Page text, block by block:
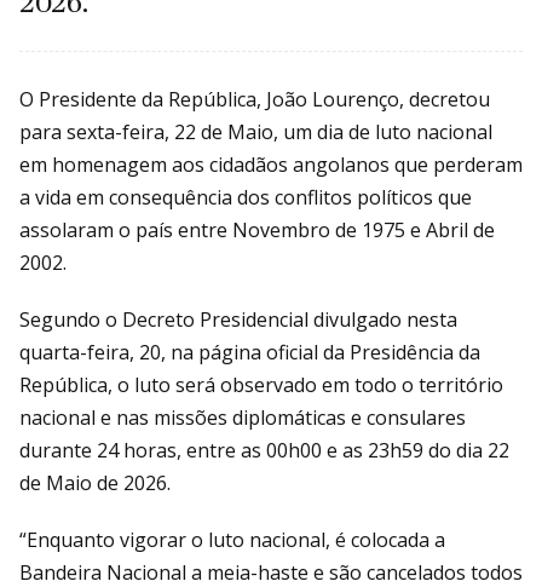
O Presidente da República, João Lourenço, decretou
para sexta-feira, 22 de Maio, um dia de luto nacional
em homenagem aos cidadãos angolanos que perderam
a vida em consequência dos conflitos políticos que
assolaram o país entre Novembro de 1975 e Abril de
2002.
Segundo o Decreto Presidencial divulgado nesta
quarta-feira, 20, na página oficial da Presidência da
República, o luto será observado em todo o território
nacional e nas missões diplomáticas e consulares
durante 24 horas, entre as 00h00 e as 23h59 do dia 22
de Maio de 2026.
“Enquanto vigorar o luto nacional, é colocada a
Bandeira Nacional a meia-haste e são cancelados todos